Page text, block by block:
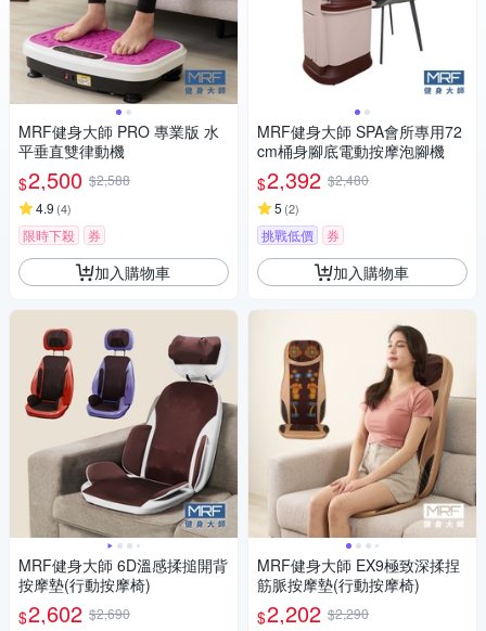
MRF健身大師 PRO 專業版 ⽔
平垂直雙律動機
$2,500 $2,588
4.9 (4)
限時下殺 券
加入購物車
MRF健身大師 6D溫感揉搥開背
按摩墊(行動按摩椅)
$2,602 $2,690
MRF健身大師 SPA會所專用72
cm桶身腳底電動按摩泡腳機
$2,392 $2,480
5 (2)
挑戰低價 券
加入購物車
MRF健身大師 EX9極致深揉捏
筋脈按摩墊(行動按摩椅)
$2,202 $2,290